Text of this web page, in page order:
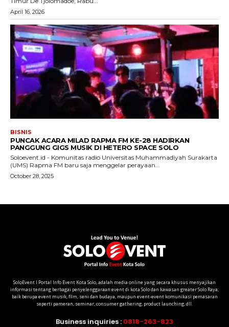
SoloEvent I Portal Info Event Kota Solo, adalah media online yang secara khusus menyajikan
informasi tentang berbagai penyelenggaraan event di kota Solo dan kawasan greater Solo Raya;
baik berupa event musik, film, seni dan budaya, maupun event-event komunikasi pemasaran
seperti pameran, seminar, consumer gathering, product launching, dll.
Business inquiries : 0818-263-823